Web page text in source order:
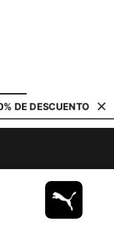
DE DESCUENTO